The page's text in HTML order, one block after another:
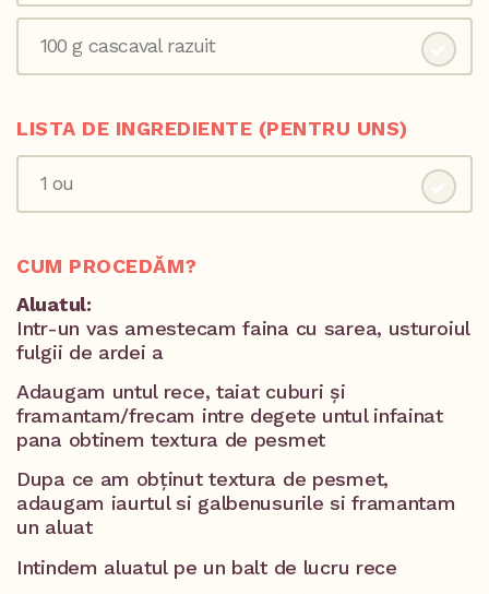
100 g cascaval razuit
LISTA DE INGREDIENTE (PENTRU UNS)
1 ou
CUM PROCEDĂM?
Aluatul:
Intr-un vas amestecam faina cu sarea, usturoiul
fulgii de ardei a
Adaugam untul rece, taiat cuburi și
framantam/frecam intre degete untul infainat
pana obtinem textura de pesmet
Dupa ce am obținut textura de pesmet,
adaugam iaurtul si galbenusurile si framantam
un aluat
Intindem aluatul pe un balt de lucru rece